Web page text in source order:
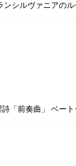
シルヴァニアの
「前奏曲」 ベー